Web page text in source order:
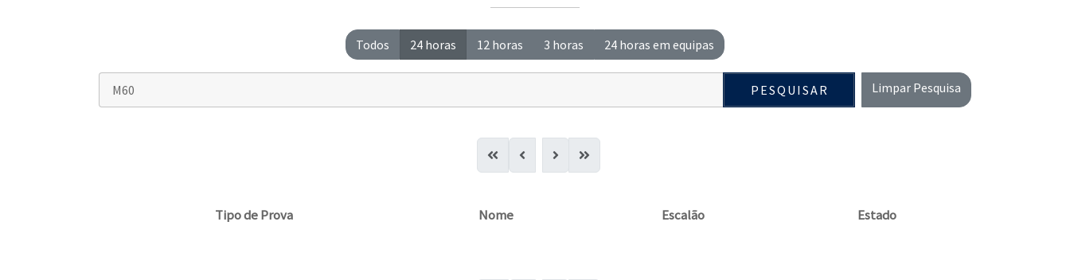
Todos 24 horas 12 horas 3 horas 24 horas em equipas
PESQUISAR Limpar Pesquisa
Tipo de Prova Nome Escalão Estado